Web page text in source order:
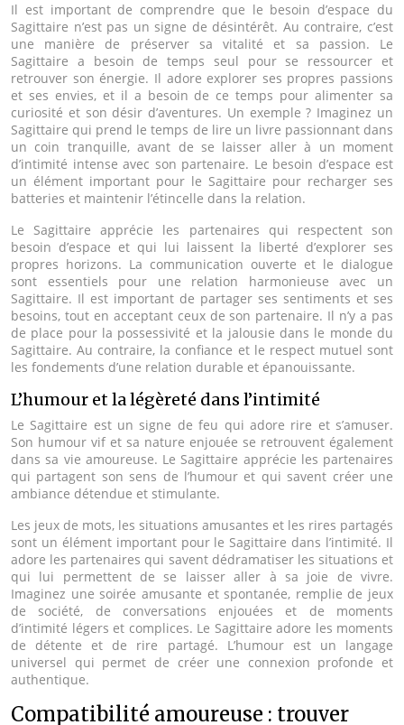
Il est important de comprendre que le besoin d’espace du
Sagittaire n’est pas un signe de désintérêt. Au contraire, c’est
une manière de préserver sa vitalité et sa passion. Le
Sagittaire a besoin de temps seul pour se ressourcer et
retrouver son énergie. Il adore explorer ses propres passions
et ses envies, et il a besoin de ce temps pour alimenter sa
curiosité et son désir d’aventures. Un exemple ? Imaginez un
Sagittaire qui prend le temps de lire un livre passionnant dans
un coin tranquille, avant de se laisser aller à un moment
d’intimité intense avec son partenaire. Le besoin d’espace est
un élément important pour le Sagittaire pour recharger ses
batteries et maintenir l’étincelle dans la relation.
Le Sagittaire apprécie les partenaires qui respectent son
besoin d’espace et qui lui laissent la liberté d’explorer ses
propres horizons. La communication ouverte et le dialogue
sont essentiels pour une relation harmonieuse avec un
Sagittaire. Il est important de partager ses sentiments et ses
besoins, tout en acceptant ceux de son partenaire. Il n’y a pas
de place pour la possessivité et la jalousie dans le monde du
Sagittaire. Au contraire, la confiance et le respect mutuel sont
les fondements d’une relation durable et épanouissante.
L’humour et la légèreté dans l’intimité
Le Sagittaire est un signe de feu qui adore rire et s’amuser.
Son humour vif et sa nature enjouée se retrouvent également
dans sa vie amoureuse. Le Sagittaire apprécie les partenaires
qui partagent son sens de l’humour et qui savent créer une
ambiance détendue et stimulante.
Les jeux de mots, les situations amusantes et les rires partagés
sont un élément important pour le Sagittaire dans l’intimité. Il
adore les partenaires qui savent dédramatiser les situations et
qui lui permettent de se laisser aller à sa joie de vivre.
Imaginez une soirée amusante et spontanée, remplie de jeux
de société, de conversations enjouées et de moments
d’intimité légers et complices. Le Sagittaire adore les moments
de détente et de rire partagé. L’humour est un langage
universel qui permet de créer une connexion profonde et
authentique.
Compatibilité amoureuse : trouver